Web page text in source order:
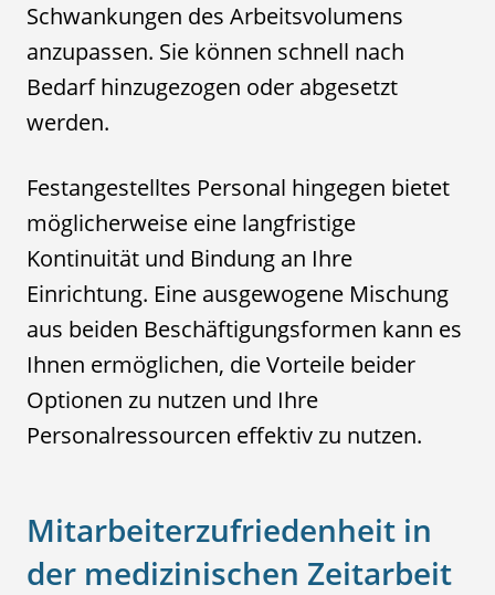
Schwankungen des Arbeitsvolumens
anzupassen. Sie können schnell nach
Bedarf hinzugezogen oder abgesetzt
werden.
Festangestelltes Personal hingegen bietet
möglicherweise eine langfristige
Kontinuität und Bindung an Ihre
Einrichtung. Eine ausgewogene Mischung
aus beiden Beschäftigungsformen kann es
Ihnen ermöglichen, die Vorteile beider
Optionen zu nutzen und Ihre
Personalressourcen effektiv zu nutzen.
Mitarbeiterzufriedenheit in
der medizinischen Zeitarbeit